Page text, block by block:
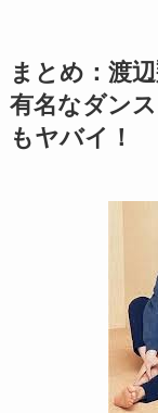
まとめ：渡
有名なダン
もヤバイ！